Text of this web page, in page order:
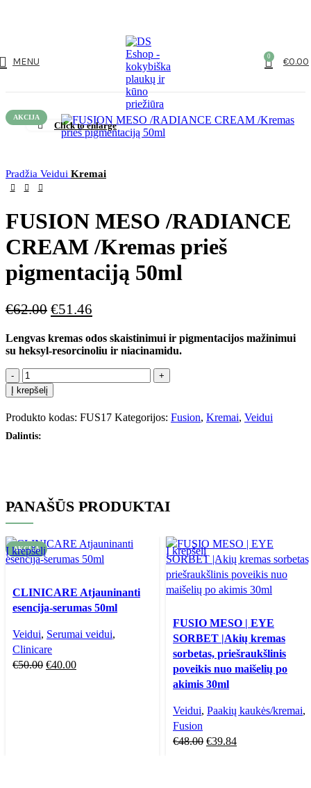
MENU 0 €0.00
AKCIJA
Click to enlarge
Pradžia Veidui Kremai
FUSION MESO /RADIANCE
CREAM /Kremas prieš
pigmentaciją 50ml
€62.00 €51.46
Lengvas kremas odos skaistinimui ir pigmentacijos mažinimui
su heksyl-resorcinoliu ir niacinamidu.
Į krepšelį
Produkto kodas: FUS17 Kategorijos: Fusion, Kremai, Veidui
Dalintis:
PANAŠŪS PRODUKTAI
AKCIJA
Į krepšelį
CLINICARE Atjauninanti
esencija-serumas 50ml
Veidui, Serumai veidui,
Clinicare
€50.00 €40.00
Į krepšelį
FUSIO MESO | EYE
SORBET |Akių kremas
sorbetas, priešraukšlinis
poveikis nuo maišelių po
akimis 30ml
Veidui, Paakių kaukės/kremai,
Fusion
€48.00 €39.84